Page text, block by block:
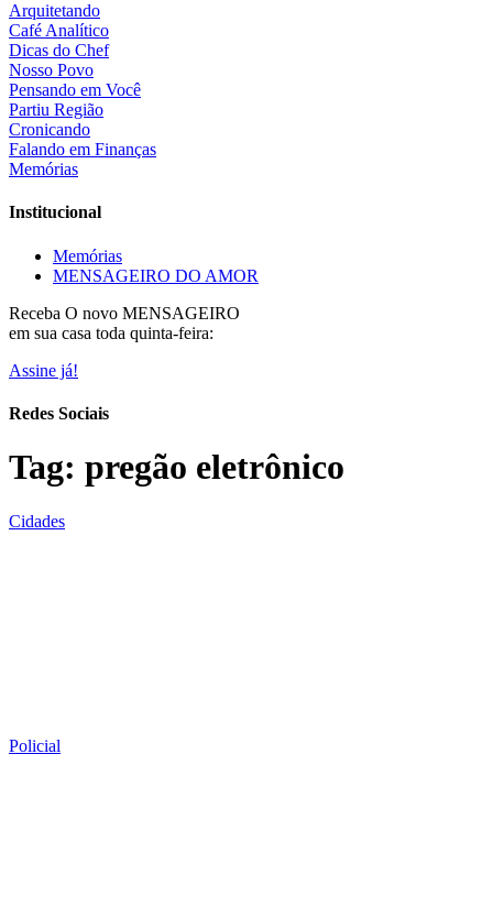
Arquitetando
Café Analítico
Dicas do Chef
Nosso Povo
Pensando em Você
Partiu Região
Cronicando
Falando em Finanças
Memórias
Institucional
Memórias
MENSAGEIRO DO AMOR
Receba O novo MENSAGEIRO
em sua casa toda quinta-feira:
Assine já!
Redes Sociais
Tag: pregão eletrônico
Cidades
Policial